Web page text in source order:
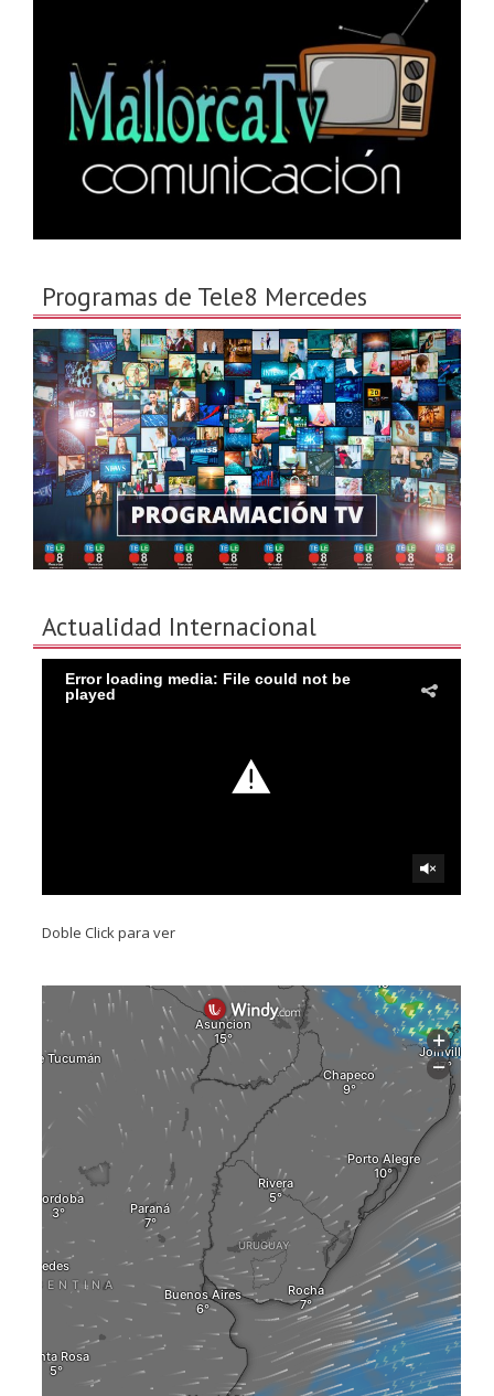
Programas de Tele8 Mercedes
Actualidad Internacional
Doble Click para ver